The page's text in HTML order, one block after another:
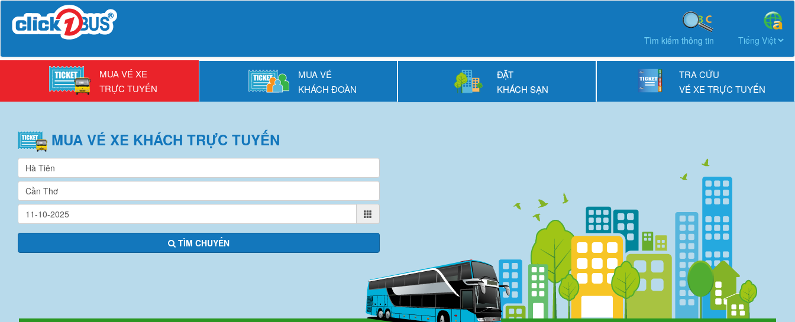
Tìm kiếm thông tin
MUA VÉ XE
TRỰC TUYẾN
MUA VÉ
KHÁCH ĐOÀN
ĐẶT
KHÁCH SẠN
TRA CỨU
VÉ XE TRỰC TUYẾN
MUA VÉ XE KHÁCH TRỰC TUYẾN
TÌM CHUYẾN